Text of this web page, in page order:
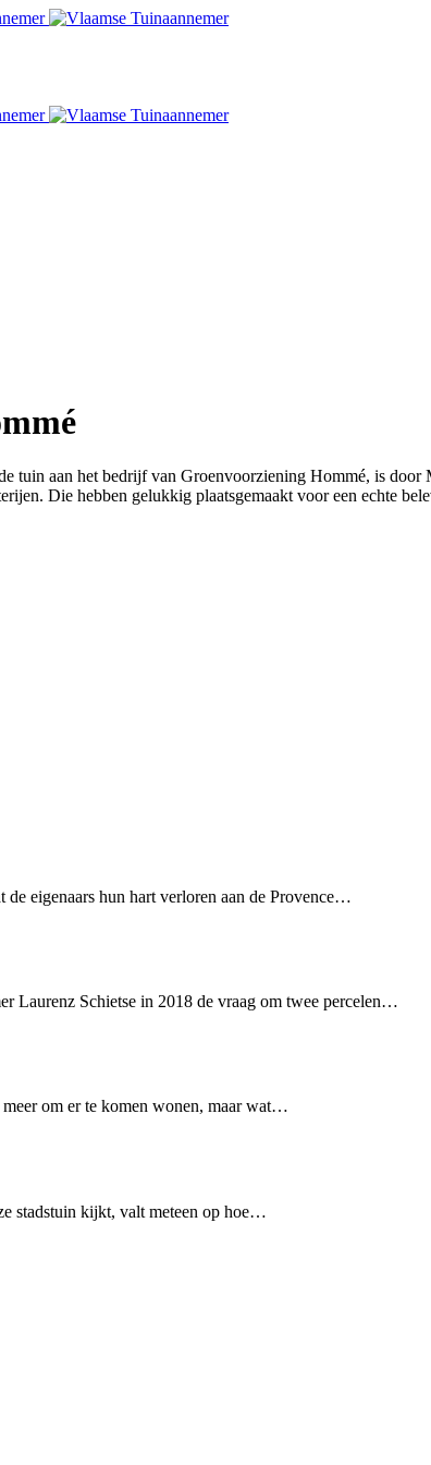
tuin aan het bedrijf van Groenvoorziening Hommé, is
Die hebben gelukkig plaatsgemaakt voor een echte
de eigenaars hun hart verloren aan de Provence…
Laurenz Schietse in 2018 de vraag om twee percelen…
om er te komen wonen, maar wat…
stadstuin kijkt, valt meteen op hoe…